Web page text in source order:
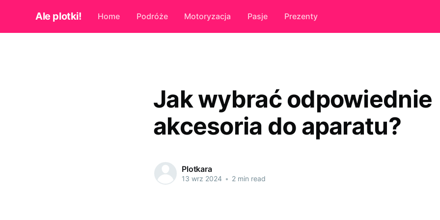
Ale plotki! Home Podróże Motoryzacja Pasje Prezenty
Jak wybrać odpowiednie
akcesoria do aparatu?
Plotkara
13 wrz 2024 • 2 min read